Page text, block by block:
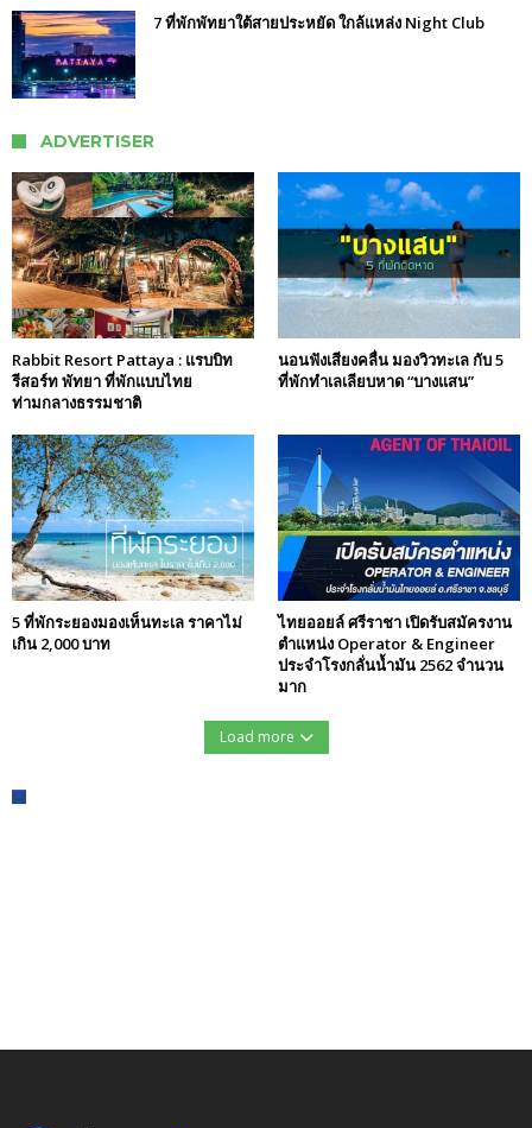
7 ที่พักพัทยาใต้สายประหยัด ใกล้แหล่ง Night Club
ADVERTISER
Rabbit Resort Pattaya : แรบบิท
รีสอร์ท พัทยา ที่พักแบบไทย
ท่ามกลางธรรมชาติ
นอนฟังเสียงคลื่น มองวิวทะเล กับ 5
ที่พักทำเลเลียบหาด “บางแสน”
5 ที่พักระยองมองเห็นทะเล ราคาไม่
เกิน 2,000 บาท
ไทยออยล์ ศรีราชา เปิดรับสมัครงาน
ตำแหน่ง Operator & Engineer
ประจำโรงกลั่นน้ำมัน 2562 จำนวน
มาก
Load more